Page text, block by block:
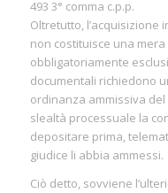
493 3° comma c.p.p.
Oltretutto, l’acquisizione
non costituisce una
obbligatoriamente
documentali richiedono
ordinanza ammissiva
slealtà processuale la
depositare prima,
giudice li abbia ammessi.
Ciò detto, sovviene